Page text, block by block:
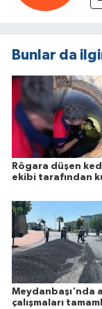
Bunlar da
Rögara düşen
ekibi tarafından
Meydanbaşı'nda
çalışmaları